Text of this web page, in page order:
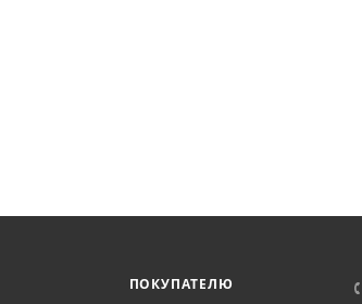
ПОКУПАТЕЛЮ